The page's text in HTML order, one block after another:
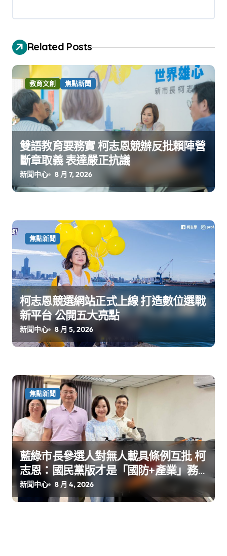
Related Posts
教育文創 焦點新聞
雙語教育要務實 柯志恩競辦反批賴陣營
斷章取義 表達嚴正抗議
新聞中心 8 月 7, 2026
焦點新聞
柯志恩競選網站正式上線 打造數位選戰
新平台 公開五大亮點
新聞中心 8 月 5, 2026
焦點新聞
藍綠市長參選人對無人載具條例互批 柯
志恩：國民黨版才是「國防+產業」務
實版
新聞中心 8 月 4, 2026